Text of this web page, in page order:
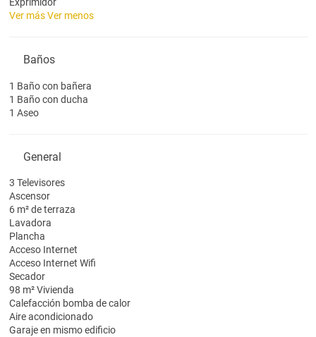
Exprimidor
Ver másVer menos
Baños
1 Baño con bañera
1 Baño con ducha
1 Aseo
General
3 Televisores
Ascensor
6 m² de terraza
Lavadora
Plancha
Acceso Internet
Acceso Internet Wifi
Secador
98 m² Vivienda
Calefacción bomba de calor
Aire acondicionado
Garaje en mismo edificio